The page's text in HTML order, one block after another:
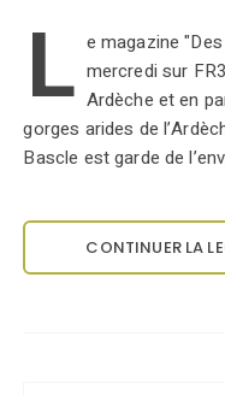
L e magazine
mercredi sur
Ardèche et en
gorges arides de
Bascle est garde de
CONTINUER LA